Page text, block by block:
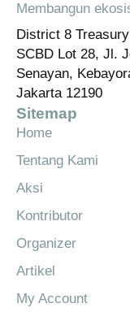
Membangun
District 8
SCBD Lot 28, Jl.
Senayan,
Jakarta 12190
Sitemap
Home
Tentang Kami
Aksi
Kontributor
Organizer
Artikel
My Account